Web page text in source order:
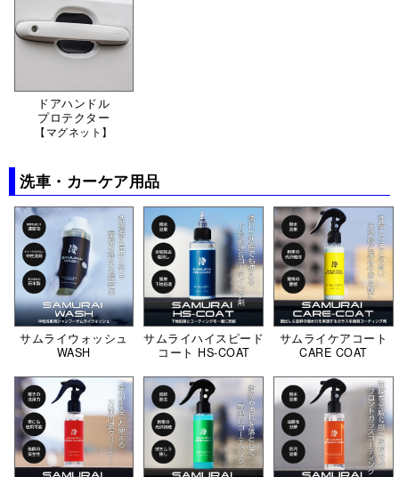
ドアハンドル
プロテクター
【マグネット】
洗車・カーケア用品
サムライウォッシュ
WASH
サムライハイスピード
コート HS-COAT
サムライケアコート
CARE COAT